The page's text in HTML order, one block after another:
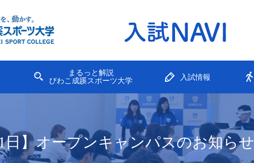
まるっと解説
びわこ成蹊スポーツ大学
入試情報
1日】オープンキャンパスのお知らせ